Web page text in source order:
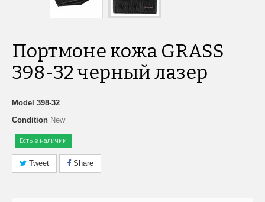
Портмоне кожа GRASS
398-32 черный лазер
Model 398-32
Condition New
Есть в наличии
Tweet Share